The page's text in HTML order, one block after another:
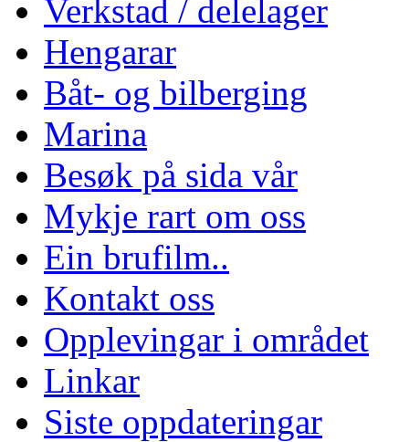
Verkstad / delelager
Hengarar
Båt- og bilberging
Marina
Besøk på sida vår
Mykje rart om oss
Ein brufilm..
Kontakt oss
Opplevingar i området
Linkar
Siste oppdateringar